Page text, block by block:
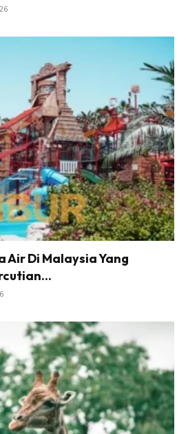
Air Di Malaysia Yang